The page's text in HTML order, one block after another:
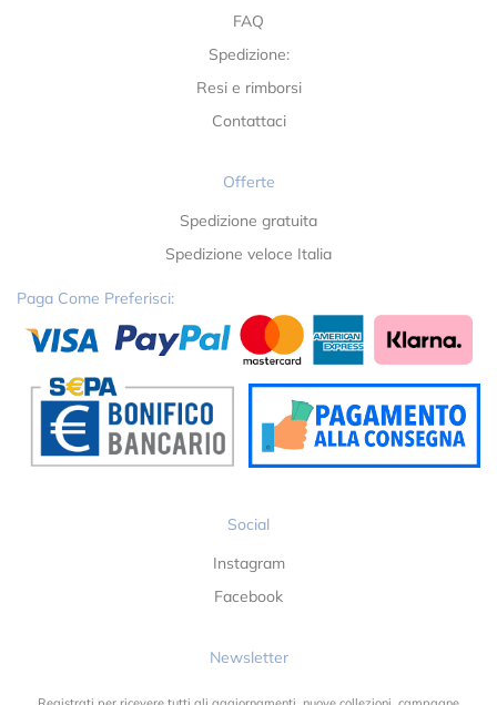
FAQ
Spedizione:
Resi e rimborsi
Contattaci
Offerte
Spedizione gratuita
Spedizione veloce Italia
Paga Come Preferisci:
Social
Instagram
Facebook
Newsletter